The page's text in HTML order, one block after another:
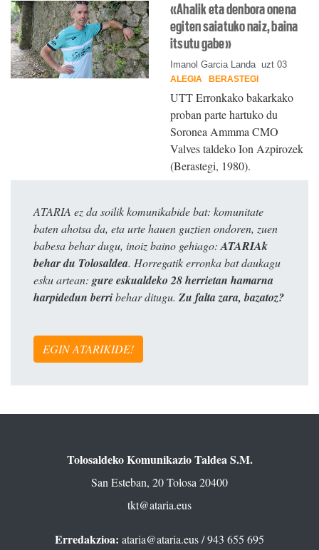
«Ahalik eta denbora onena
egiten saiatuko naiz, baina
itsutu gabe»
Imanol Garcia Landa uzt 03
ALEGIA BERASTEGI
UTT Erronkako bakarkako
proban parte hartuko du
Soronea Ammma CMO
Valves taldeko Ion Azpirozek
(Berastegi, 1980).
ATARIA ez da soilik komunikabide bat: komunitate
baten ahotsa da, eta urte hauen guztien ondoren, zuen
babesa behar dugu, inoiz baino gehiago: ATARIAk
behar du Tolosaldea. Horregatik erronka bat daukagu
esku artean: gure eskualdeko 28 herrietan hamarna
harpidedun berribehar ditugu. Zu falta zara, bazatoz?
EGIN ATARIKIDE!
Tolosaldeko Komunikazio Taldea S.M.
San Esteban, 20 Tolosa 20400
tkt@ataria.eus
Erredakzioa: ataria@ataria.eus/ 943 655 695